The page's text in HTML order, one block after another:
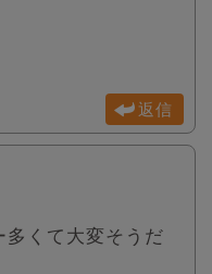
返信
多くて大変そうだ